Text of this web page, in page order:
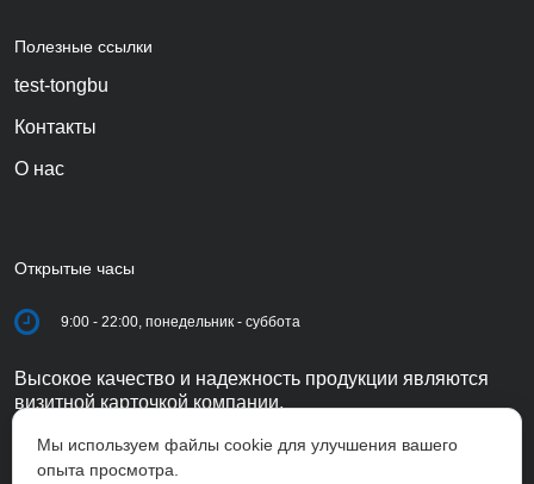
Полезные ссылки
test-tongbu
Контакты
О нас
Открытые часы
9:00 - 22:00, понедельник - суббота
Высокое качество и надежность продукции являются
визитной карточкой компании.
Мы используем файлы cookie для улучшения вашего
опыта просмотра.